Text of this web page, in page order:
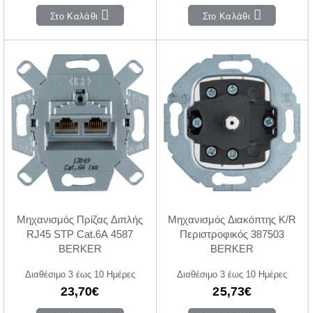
Στο Καλάθι Στο Καλάθι
Μηχανισμός Πρίζας Διπλής
RJ45 STP Cat.6A 4587
BERKER
Διαθέσιμο 3 έως 10 Ημέρες
23,70€
Μηχανισμός Διακόπτης K/R
Περιστροφικός 387503
BERKER
Διαθέσιμο 3 έως 10 Ημέρες
25,73€